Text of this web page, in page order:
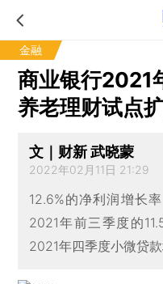
金融
商业银行2021
养老理财试点
文｜财新 武晓蒙
2022年02月11日 21:29
12.6%的净利润增长
2021年前三季度的
2021年四季度小微贷